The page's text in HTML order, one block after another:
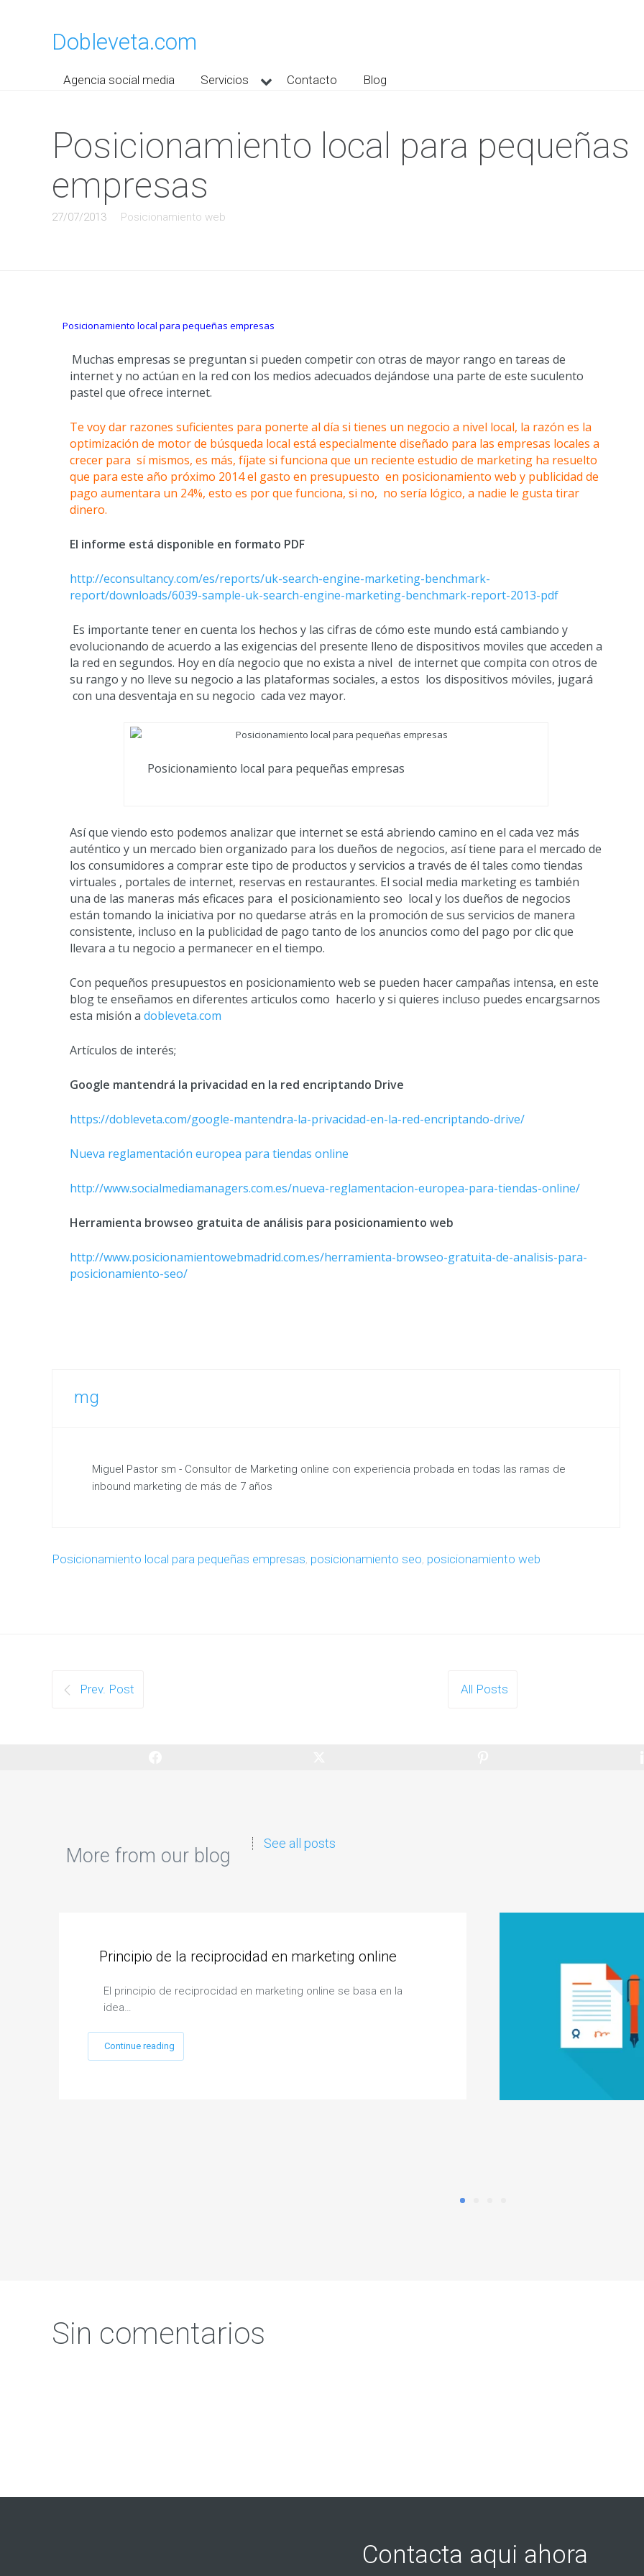
Dobleveta.com
Agencia social media Servicios Contacto Blog
Posicionamiento local para pequeñas
empresas
27/07/2013 Posicionamiento web
Posicionamiento local para pequeñas empresas
Muchas empresas se preguntan si pueden competir con otras de mayor rango en tareas de
internet y no actúan en la red con los medios adecuados dejándose una parte de este suculento
pastel que ofrece internet.
Te voy dar razones suficientes para ponerte al día si tienes un negocio a nivel local, la razón es la
optimización de motor de búsqueda local está especialmente diseñado para las empresas locales a
crecer para sí mismos, es más, fíjate si funciona que un reciente estudio de marketing ha resuelto
que para este año próximo 2014 el gasto en presupuesto en posicionamiento web y publicidad de
pago aumentara un 24%, esto es por que funciona, si no, no sería lógico, a nadie le gusta tirar
dinero.
El informe está disponible en formato PDF
http://econsultancy.com/es/reports/uk-search-engine-marketing-benchmark-
report/downloads/6039-sample-uk-search-engine-marketing-benchmark-report-2013-pdf
Es importante tener en cuenta los hechos y las cifras de cómo este mundo está cambiando y
evolucionando de acuerdo a las exigencias del presente lleno de dispositivos moviles que acceden a
la red en segundos. Hoy en día negocio que no exista a nivel de internet que compita con otros de
su rango y no lleve su negocio a las plataformas sociales, a estos los dispositivos móviles, jugará
con una desventaja en su negocio cada vez mayor.
Posicionamiento local para pequeñas empresas
Así que viendo esto podemos analizar que internet se está abriendo camino en el cada vez más
auténtico y un mercado bien organizado para los dueños de negocios, así tiene para el mercado de
los consumidores a comprar este tipo de productos y servicios a través de él tales como tiendas
virtuales , portales de internet, reservas en restaurantes. El social media marketing es también
una de las maneras más eficaces para el posicionamiento seo local y los dueños de negocios
están tomando la iniciativa por no quedarse atrás en la promoción de sus servicios de manera
consistente, incluso en la publicidad de pago tanto de los anuncios como del pago por clic que
llevara a tu negocio a permanecer en el tiempo.
Con pequeños presupuestos en posicionamiento web se pueden hacer campañas intensa, en este
blog te enseñamos en diferentes articulos como hacerlo y si quieres incluso puedes encargsarnos
esta misión a dobleveta.com
Artículos de interés;
Google mantendrá la privacidad en la red encriptando Drive
https://dobleveta.com/google-mantendra-la-privacidad-en-la-red-encriptando-drive/
Nueva reglamentación europea para tiendas online
http://www.socialmediamanagers.com.es/nueva-reglamentacion-europea-para-tiendas-online/
Herramienta browseo gratuita de análisis para posicionamiento web
http://www.posicionamientowebmadrid.com.es/herramienta-browseo-gratuita-de-analisis-para-
posicionamiento-seo/
mg
Miguel Pastor sm - Consultor de Marketing online con experiencia probada en todas las ramas de
inbound marketing de más de 7 años
Posicionamiento local para pequeñas empresas, posicionamiento seo, posicionamiento web
Prev. Post All Posts
More from our blog
See all posts
Principio de la reciprocidad en marketing online
El principio de reciprocidad en marketing online se basa en la
idea…
Continue reading
Sin comentarios
Contacta aqui ahora